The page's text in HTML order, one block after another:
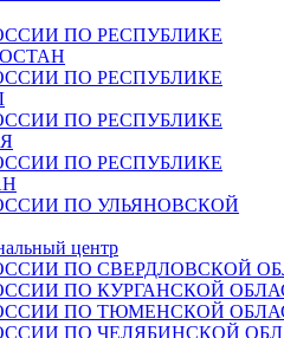
ПО РЕСПУБЛИКЕ
ПО РЕСПУБЛИКЕ
ПО РЕСПУБЛИКЕ
ПО РЕСПУБЛИКЕ
ПО УЛЬЯНОВСКОЙ
центр
ПО СВЕРДЛОВСКОЙ
ПО КУРГАНСКОЙ
ПО ТЮМЕНСКОЙ
ПО ЧЕЛЯБИНСКОЙ